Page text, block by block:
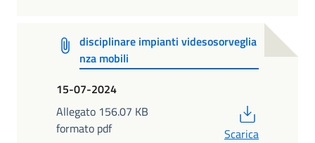
disciplinare impianti videsosorveglia
nza mobili
15-07-2024
Allegato 156.07 KB
formato pdf
Scarica